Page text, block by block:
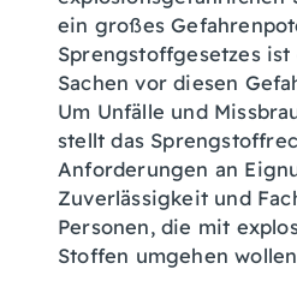
ein großes
Sprengstoffgesetzes ist
Sachen vor diesen
Um Unfälle und
stellt das
Anforderungen an
Zuverlässigkeit und
Personen, die mit
Stoffen umgehen